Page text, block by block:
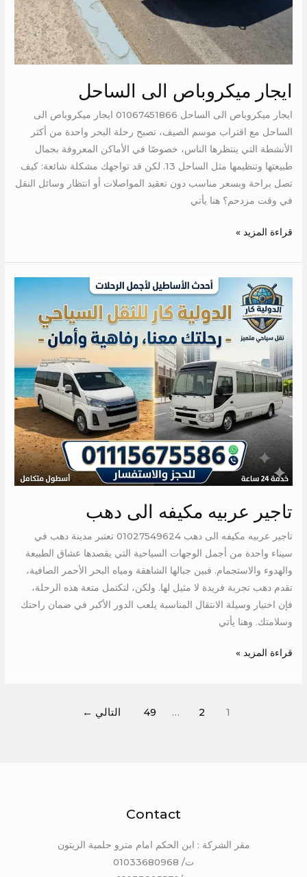
ايجار ميكروباص الى الساحل
ايجار ميكروباص الى الساحل 01067451866 ايجار ميكروباص الى
الساحل مع اقتراب موسم الصيف، تصبح رحلة البحر واحدة من أكثر
الأنشطة التي ينتظرها الناس، خصوصًا في الأماكن المعروفة بجمال
طبيعتها وتنظيمها مثل الساحل 13. لكن قد تواجهك مشكلة شائعة: كيف
تصل براحة وبسعر مناسب دون تعقيد المواصلات أو انتظار وسائل النقل
في وقت مزدحم؟ هنا يأتي
قراءة المزيد »
تاجير عربيه مكيفه الى دهب
تاجير عربيه مكيفه الى دهب 01027549624 تعتبر مدينة دهب في
سيناء واحدة من أجمل الوجهات السياحية التي يقصدها عشاق الطبيعة
والهدوء والاستجمام. فبين جبالها الشاهقة ومياه البحر الأحمر الصافية،
تقدم دهب تجربة فريدة لا مثيل لها. ولكن، لتكتمل متعة هذه الرحلة،
فإن اختيار وسيلة الانتقال المناسبة يلعب الدور الأكبر في ضمان راحتك
وسلامتك. وهنا يأتي
تاجير
عربيه
مكيفه
الى
دهب
قراءة المزيد »
1
2
…
49 التالي ←
Contact
مقر الشركة : ابن الحكم امام مترو حلمية الزيتون
ت/ 01033680968